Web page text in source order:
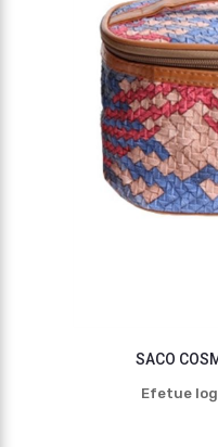
SACO
Efetue